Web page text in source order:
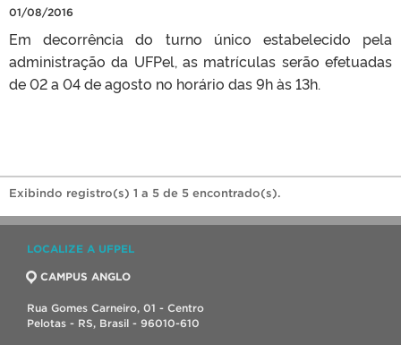
01/08/2016
Em decorrência do turno único estabelecido pela
administração da UFPel, as matrículas serão efetuadas
de 02 a 04 de agosto no horário das 9h às 13h.
Exibindo registro(s) 1 a 5 de 5 encontrado(s).
LOCALIZE A UFPEL
CAMPUS ANGLO
Rua Gomes Carneiro, 01 - Centro
Pelotas - RS, Brasil - 96010-610